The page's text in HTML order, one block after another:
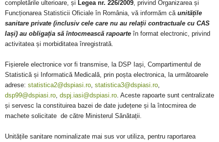
completările ulterioare, și Legea nr. 226/2009 , privind Organizarea și
Funcționarea Statisticii Oficiale în România, vă informăm că unitățile
sanitare private (inclusiv cele care nu au relații contractuale cu CAS
Iași) au obligația să întocmească rapoarte în format electronic, privind
activitatea și morbiditatea înregistrată.
Fișierele electronice vor fi transmise, la DSP Iași, Compartimentul de
Statistică și Informatică Medicală, prin poșta electronica, la următoarele
adrese: statistica2@dspiasi.ro statistica3@dspiasi.ro
dsp99@dspiasi.ro dspj.iasi@dspiasi.ro . Aceste rapoarte sunt centralizate
și servesc la constituirea bazei de date județene și la întocmirea de
machete solicitate de către Ministerul Sănătații.
Unitățile sanitare nominalizate mai sus vor utiliza, pentru raportarea